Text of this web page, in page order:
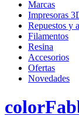
Marcas
Impresoras
Repuestos y
Filamentos
Resina
Accesorios
Ofertas
Novedades